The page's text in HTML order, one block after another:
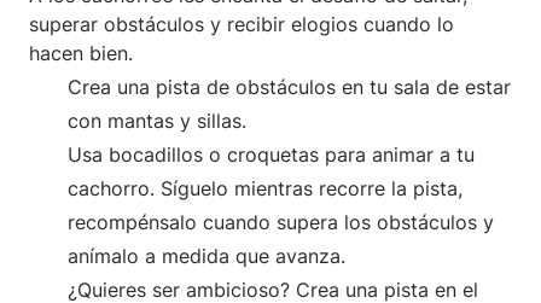
superar obstáculos y recibir elogios cuando lo
hacen bien.
Crea una pista de obstáculos en tu sala de estar
con mantas y sillas.
Usa bocadillos o croquetas para animar a tu
cachorro. Síguelo mientras recorre la pista,
recompénsalo cuando supera los obstáculos y
anímalo a medida que avanza.
¿Quieres ser ambicioso? Crea una pista en el